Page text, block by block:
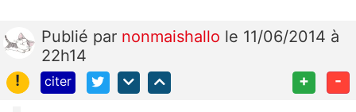
Publié par nonmaishallo le 11/06/2014 à
22h14
!
citer + -